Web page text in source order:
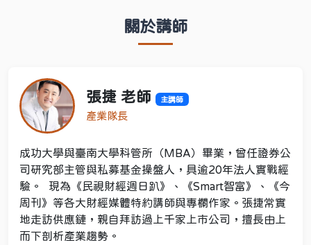
關於講師
張捷 老師 主講師
產業隊長
成功大學與臺南大學科管所（MBA）畢業，曾任證券公
司研究部主管與私募基金操盤人，具逾20年法人實戰經
驗。 現為《民視財經週日趴》、《Smart智富》、《今
周刊》等各大財經媒體特約講師與專欄作家。張捷常實
地走訪供應鏈，親自拜訪過上千家上市公司，擅長由上
而下剖析產業趨勢。